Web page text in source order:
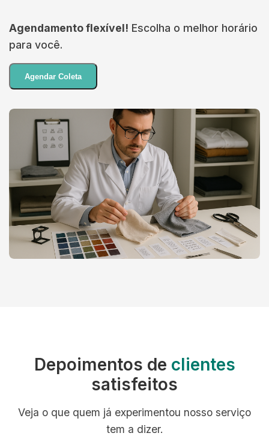
Agendamento flexível! Escolha o melhor horário
para você.
Agendar Coleta
Depoimentos de clientes
satisfeitos
Veja o que quem já experimentou nosso serviço
tem a dizer.